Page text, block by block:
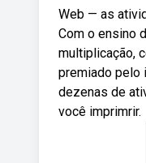
Web — as
Com o ensino
multiplicação,
premiado pelo
dezenas de
você imprimrir.